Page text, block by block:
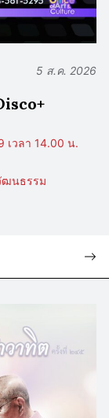
5 ส.ค. 2026
เวลา 14.00 น.
ฒนธรรม